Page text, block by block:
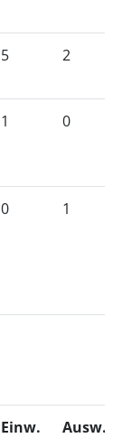
5 2
1 0
0 1
Einw. Ausw.